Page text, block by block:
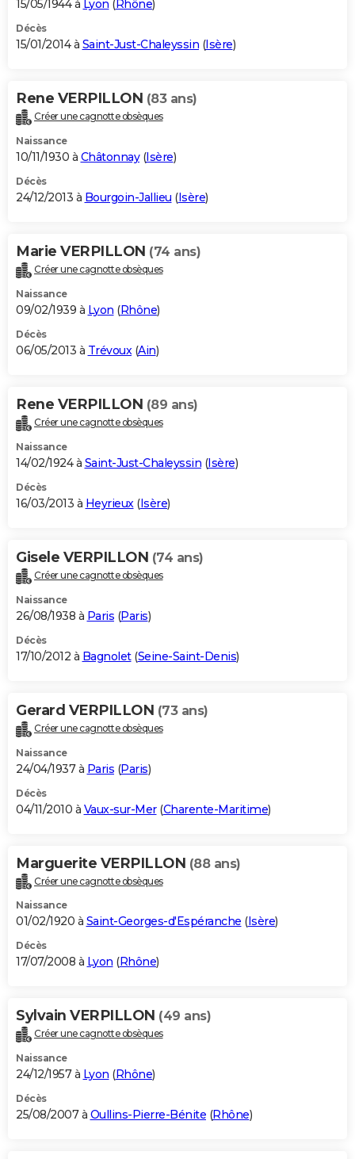
15/05/1944 à Lyon ( Rhône)
Décès
15/01/2014 à Saint-Just-Chaleyssin (Isère)
Rene VERPILLON (83 ans)
Créer une cagnotte obsèques
Naissance
10/11/1930 à Châtonnay(Isère)
Décès
24/12/2013 à Bourgoin-Jallieu (Isère)
Marie VERPILLON (74 ans)
Créer une cagnotte obsèques
Naissance
09/02/1939 à Lyon (Rhône)
Décès
06/05/2013 à Trévoux(Ain)
Rene VERPILLON (89 ans)
Créer une cagnotte obsèques
Naissance
14/02/1924 à Saint-Just-Chaleyssin (Isère)
Décès
16/03/2013 à Heyrieux(Isère)
Gisele VERPILLON (74 ans)
Créer une cagnotte obsèques
Naissance
26/08/1938 à Paris (Paris)
Décès
17/10/2012 à Bagnolet(Seine-Saint-Denis)
Gerard VERPILLON (73 ans)
Créer une cagnotte obsèques
Naissance
24/04/1937 à Paris (Paris)
Décès
04/11/2010 à Vaux-sur-Mer(Charente-Maritime)
Marguerite VERPILLON (88 ans)
Créer une cagnotte obsèques
Naissance
01/02/1920 à Saint-Georges-d'Espéranche (Isère)
Décès
17/07/2008 à Lyon (Rhône)
Sylvain VERPILLON (49 ans)
Créer une cagnotte obsèques
Naissance
24/12/1957 à Lyon (Rhône)
Décès
25/08/2007 à Oullins-Pierre-Bénite (Rhône)